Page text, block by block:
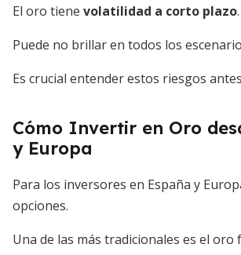
El oro tiene volatilidad a corto plazo.
Puede no brillar en todos los
Es crucial entender estos riesgos
Cómo Invertir en Oro
y Europa
Para los inversores en España y
opciones.
Una de las más tradicionales es el oro